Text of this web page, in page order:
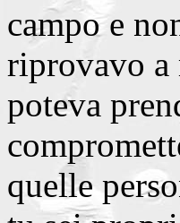
campo e
riprovavo a
poteva
quelle